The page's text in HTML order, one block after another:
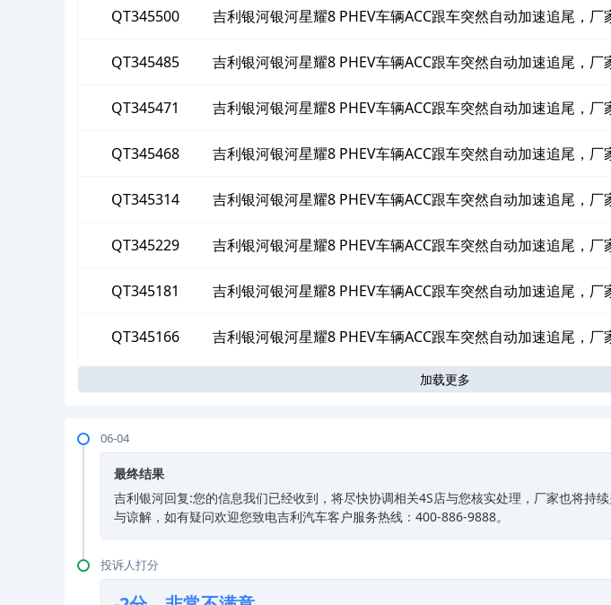
QT345500 吉利银河银河星耀8 PHEV车辆ACC跟车突然自动加速追尾，厂
绝提供符合国标EDR数据
QT345485 吉利银河银河星耀8 PHEV车辆ACC跟车突然自动加速追尾，厂
绝提供符合国标EDR数据
QT345471 吉利银河银河星耀8 PHEV车辆ACC跟车突然自动加速追尾，厂
绝提供符合国标EDR数据
QT345468 吉利银河银河星耀8 PHEV车辆ACC跟车突然自动加速追尾，厂
绝提供符合国标EDR数据
QT345314 吉利银河银河星耀8 PHEV车辆ACC跟车突然自动加速追尾，厂
绝提供符合国标EDR数据
QT345229 吉利银河银河星耀8 PHEV车辆ACC跟车突然自动加速追尾，厂
绝提供原始EDR数据
QT345181 吉利银河银河星耀8 PHEV车辆ACC跟车突然自动加速追尾，厂
绝提供原始EDR数据
QT345166 吉利银河银河星耀8 PHEV车辆ACC跟车突然自动加速追尾，厂
绝提供原始EDR数据
加载更多
06-04
最终结果
吉利银河回复:您的信息我们已经收到，将尽快协调相关4S店与您核实处理，厂家也将持
与谅解，如有疑问欢迎您致电吉利汽车客户服务热线：400-886-9888。
投诉人打分